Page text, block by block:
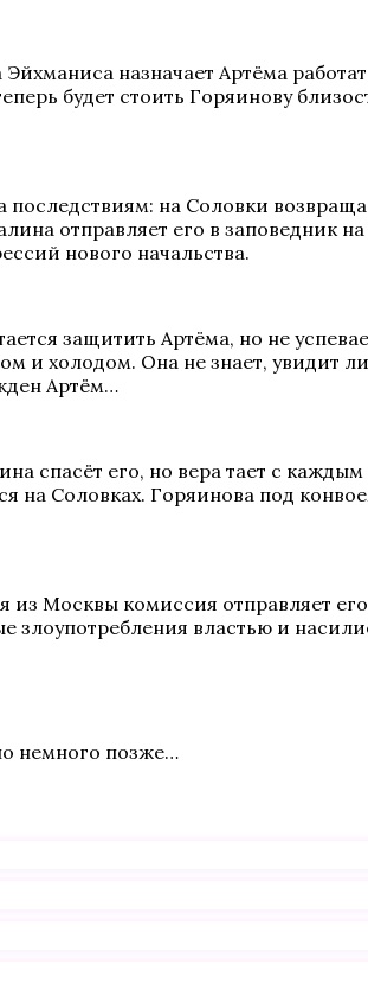
назначает Артёма
будет стоить Горяинову
на Соловки
отправляет его в заповедник
нового начальства.
защитить Артёма, но не
и холодом. Она не знает, увидит
Артём…
спасёт его, но вера тает с
на Соловках. Горяинова под
Москвы комиссия отправляет
властью и
немного позже…